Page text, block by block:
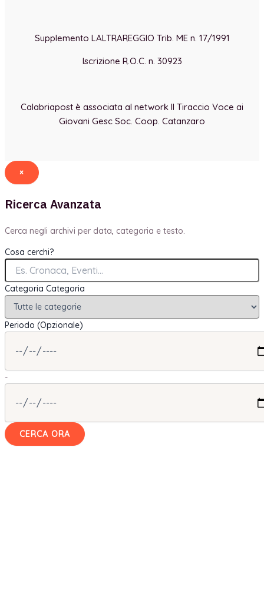
Supplemento LALTRAREGGIO Trib. ME n. 17/1991
Iscrizione R.O.C. n. 30923
Calabriapost è associata al network Il Tiraccio Voce ai
Giovani Gesc Soc. Coop. Catanzaro
×
Ricerca Avanzata
Cerca negli archivi per data, categoria e testo.
Cosa cerchi?
Categoria Categoria
Periodo (Opzionale)
-
CERCA ORA